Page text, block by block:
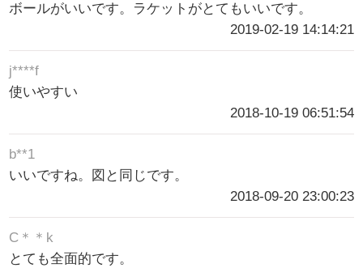
ボールがいいです。ラケットがとてもいいです。
2019-02-19 14:14:21
j****f
使いやすい
2018-10-19 06:51:54
b**1
いいですね。図と同じです。
2018-09-20 23:00:23
C＊＊k
とても全面的です。